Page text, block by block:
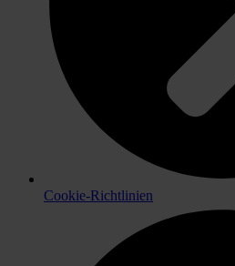
Cookie-Richtlinien